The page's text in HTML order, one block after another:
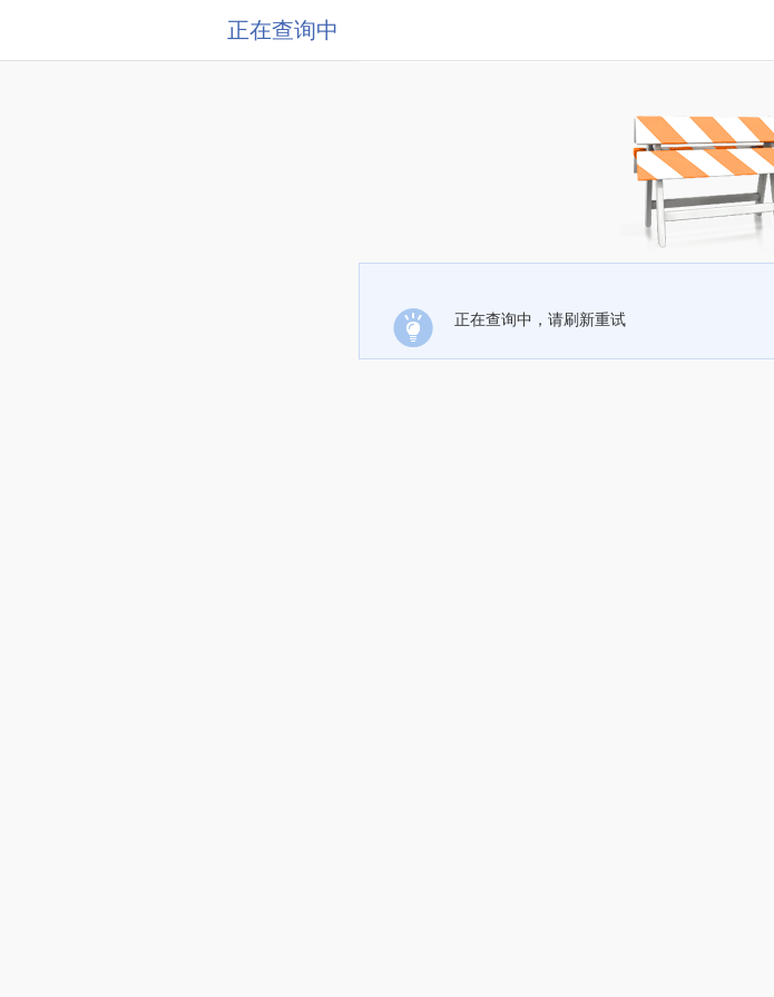
正在查询中
正在查询中，请刷新重试